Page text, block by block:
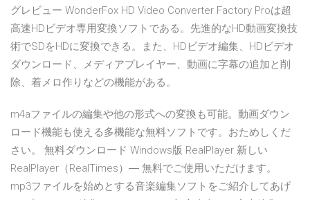
グレビュー WonderFox HD Video Converter Factory Proは超
高速HDビデオ専用変換ソフトである。先進的なHD動画変換技
術でSDをHDに変換できる。また、HDビデオ編集、HDビデオ
ダウンロード、メディアプレイヤー、動画に字幕の追加と削
除、着メロ作りなどの機能がある。
m4aファイルの編集や他の形式への変換も可能。動画ダウン
ロード機能も使える多機能な無料ソフトです。おためしくだ
さい。 無料ダウンロード Windows版 RealPlayer 新しい
RealPlayer（RealTimes）― 無料でご使用いただけます。
mp3ファイルを始めとする音楽編集ソフトをご紹介してあげ